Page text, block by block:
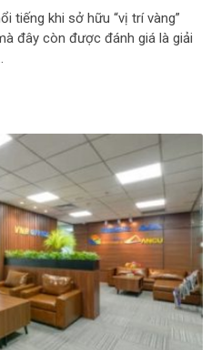
tiếng khi sở hữu “vị trí vàng”
đây còn được đánh giá là giải